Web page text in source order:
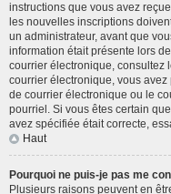
instructions que vous avez
les nouvelles inscriptions
un administrateur, avant que
information était présente lors
courrier électronique, consultez
courrier électronique, vous
de courrier électronique ou le
pourriel. Si vous êtes certain
avez spécifiée était correcte,
Haut
Pourquoi ne puis-je pas me
Plusieurs raisons peuvent en